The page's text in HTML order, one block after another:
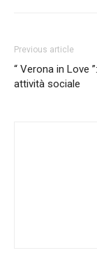
Previous article
“ Verona in Love
attività sociale